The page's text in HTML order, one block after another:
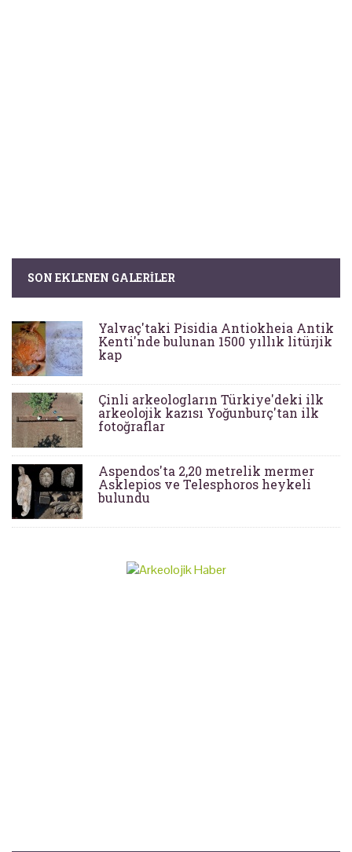
SON EKLENEN GALERILER
Yalvaç'taki Pisidia Antiokheia Antik
Kenti'nde bulunan 1500 yıllık litürjik
kap
Çinli arkeologların Türkiye'deki ilk
arkeolojik kazısı Yoğunburç'tan ilk
fotoğraflar
Aspendos'ta 2,20 metrelik mermer
Asklepios ve Telesphoros heykeli
bulundu